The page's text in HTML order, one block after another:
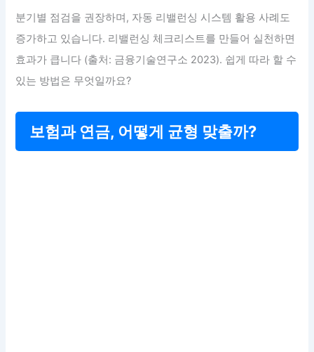
분기별 점검을 권장하며, 자동 리밸런싱 시스템 활용 사례도
증가하고 있습니다. 리밸런싱 체크리스트를 만들어 실천하면
효과가 큽니다 (출처: 금융기술연구소 2023). 쉽게 따라 할 수
있는 방법은 무엇일까요?
보험과 연금, 어떻게 균형 맞출까?